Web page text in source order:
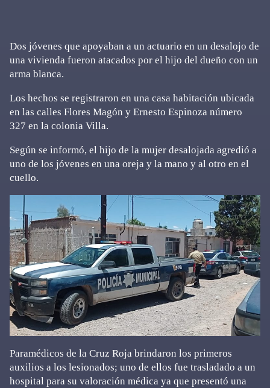
Dos jóvenes que apoyaban a un actuario en un desalojo de
una vivienda fueron atacados por el hijo del dueño con un
arma blanca.
Los hechos se registraron en una casa habitación ubicada
en las calles Flores Magón y Ernesto Espinoza número
327 en la colonia Villa.
Según se informó, el hijo de la mujer desalojada agredió a
uno de los jóvenes en una oreja y la mano y al otro en el
cuello.
Paramédicos de la Cruz Roja brindaron los primeros
auxilios a los lesionados; uno de ellos fue trasladado a un
hospital para su valoración médica ya que presentó una